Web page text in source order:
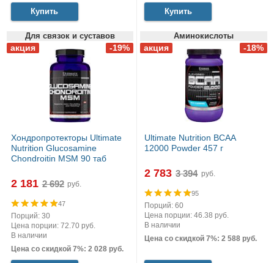
Купить Купить
Для связок и суставов
Хондропротекторы Ultimate
Nutrition Glucosamine
Chondroitin MSM 90 таб
2 181 руб.
47
Порций: 30
Цена порции: 72.70 руб.
В наличии
Цена со скидкой 7%: 2 028 руб.
Аминокислоты
Ultimate Nutrition BCAA
12000 Powder 457 г
2 783 руб.
95
Порций: 60
Цена порции: 46.38 руб.
В наличии
Цена со скидкой 7%: 2 588 руб.